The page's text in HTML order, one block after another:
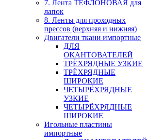
7. Лента ТЕФЛОНОВАЯ для
лапок
8. Ленты для проходных
прессов (верхняя и нижняя)
Двигатели ткани импортные
ДЛЯ
ОКАНТОВАТЕЛЕЙ
ТРЁХРЯДНЫЕ УЗКИЕ
ТРЁХРЯДНЫЕ
ШИРОКИЕ
ЧЕТЫРЁХРЯДНЫЕ
УЗКИЕ
ЧЕТЫРЁХРЯДНЫЕ
ШИРОКИЕ
Игольные пластины
импортные